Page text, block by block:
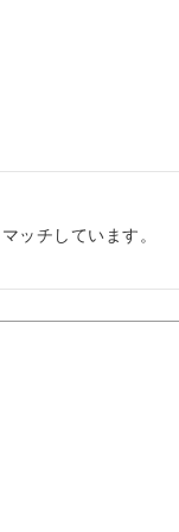
ッチしています。